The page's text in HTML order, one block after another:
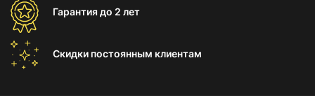
Гарантиядо 2 лет
Скидки постоянным клиентам